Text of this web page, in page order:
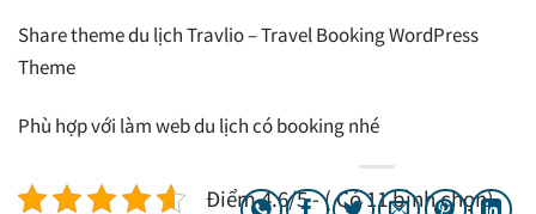
Share theme du lịch Travlio – Travel Booking WordPress
Theme
Phù hợp với làm web du lịch có booking nhé
Điểm 4.6/5 - ( Có 11 bình chọn)